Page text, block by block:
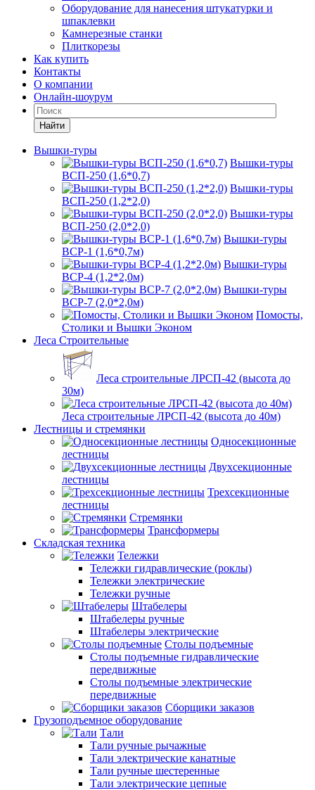
Оборудование для нанесения штукатурки и
шпаклевки
Камнерезные станки
Плиткорезы
Как купить
Контакты
О компании
Онлайн-шоурум
Найти
Вышки-туры
Вышки-туры
ВСП-250 (1,6*0,7)
Вышки-туры
ВСП-250 (1,2*2,0)
Вышки-туры
ВСП-250 (2,0*2,0)
Вышки-туры
ВСР-1 (1,6*0,7м)
Вышки-туры
ВСР-4 (1,2*2,0м)
Вышки-туры
ВСР-7 (2,0*2,0м)
Помосты,
Столики и Вышки Эконом
Леса Строительные
Леса строительные ЛРСП-42 (высота до
30м)
Леса строительные ЛРСП-42 (высота до 40м)
Лестницы и стремянки
Односекционные
лестницы
Двухсекционные
лестницы
Трехсекционные
лестницы
Стремянки
Трансформеры
Складская техника
Тележки
Тележки гидравлические (роклы)
Тележки электрические
Тележки ручные
Штабелеры
Штабелеры ручные
Штабелеры электрические
Столы подъемные
Столы подъемные гидравлические
передвижные
Столы подъемные электрические
передвижные
Сборщики заказов
Грузоподъемное оборудование
Тали
Тали ручные рычажные
Тали электрические канатные
Тали ручные шестеренные
Тали электрические цепные